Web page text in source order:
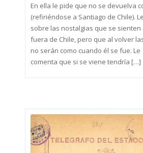
En ella le pide que no se devuelva
(refiriéndose a Santiago de Chile).
sobre las nostalgias que se sienten
fuera de Chile, pero que al volver
no serán como cuando él se fue. Le
comenta que si se viene tendría […]